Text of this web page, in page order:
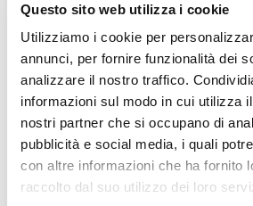
Questo sito web utilizza i cookie
Utilizziamo i cookie per
annunci, per fornire funzionalità dei
analizzare il nostro traffico.
informazioni sul modo in cui utilizza
nostri partner che si occupano di
pubblicità e social media, i quali
con altre informazioni che ha fornito
raccolto dal suo utilizzo dei loro
Il Parco del
Cucco